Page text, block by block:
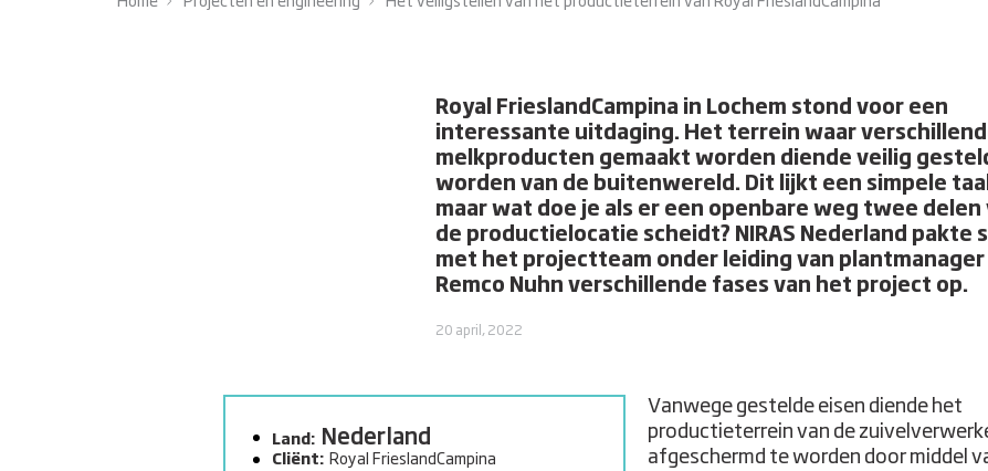
Royal FrieslandCampina in Lochem stond voor een
interessante uitdaging. Het terrein waar
melkproducten gemaakt worden diende veilig
worden van de buitenwereld. Dit lijkt een simpele
maar wat doe je als er een openbare weg twee delen
de productielocatie scheidt? NIRAS Nederland pakte
met het projectteam onder leiding van plantmanager
Remco Nuhn verschillende fases van het project op.
20 april, 2022
Land: Nederland
Cliënt: Royal FrieslandCampina
Vanwege gestelde eisen diende het
productieterrein van de
afgeschermd te worden door middel